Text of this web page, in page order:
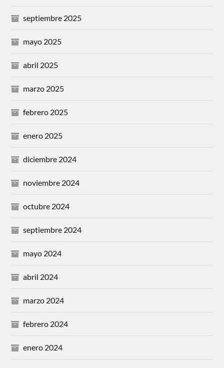
septiembre 2025
mayo 2025
abril 2025
marzo 2025
febrero 2025
enero 2025
diciembre 2024
noviembre 2024
octubre 2024
septiembre 2024
mayo 2024
abril 2024
marzo 2024
febrero 2024
enero 2024